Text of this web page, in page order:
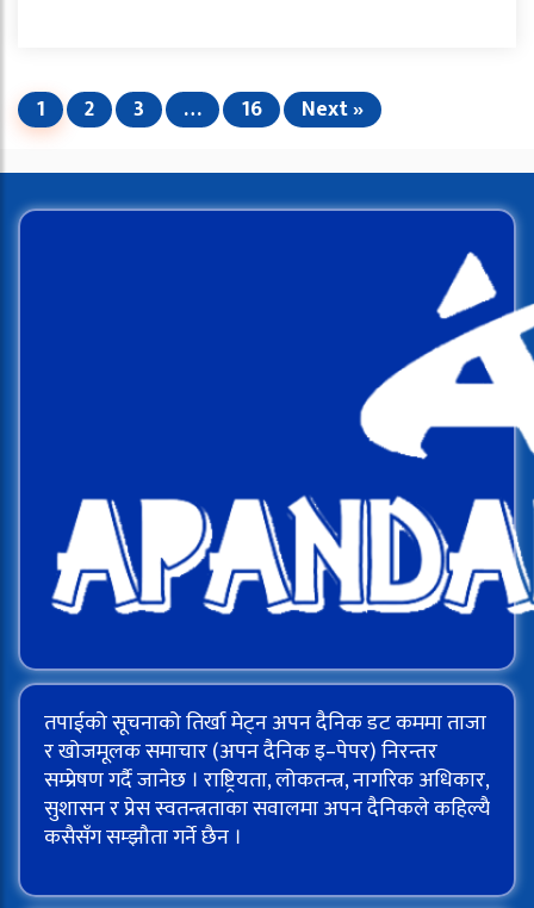
1 2 3 … 16 Next »
तपाईको सूचनाको तिर्खा मेट्न अपन दैनिक डट कममा ताजा
र खोजमूलक समाचार (अपन दैनिक इ–पेपर) निरन्तर
सम्प्रेषण गर्दै जानेछ । राष्ट्रियता, लोकतन्त्र, नागरिक अधिकार,
सुशासन र प्रेस स्वतन्त्रताका सवालमा अपन दैनिकले कहिल्यै
कसैसँग सम्झौता गर्ने छैन ।